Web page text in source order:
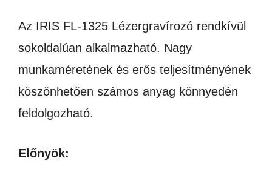
Az IRIS FL-1325 Lézergravírozó rendkívül
sokoldalúan alkalmazható. Nagy
munkaméretének és erős teljesítményének
köszönhetően számos anyag könnyedén
feldolgozható.
Előnyök: